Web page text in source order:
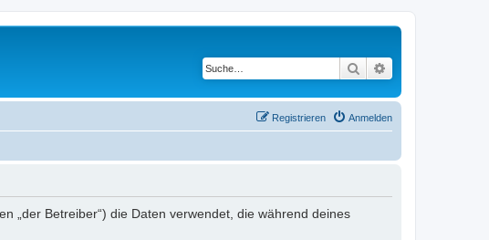
Suche
Anmelden
Registrieren
„der Betreiber“) die Daten verwendet, die während deines